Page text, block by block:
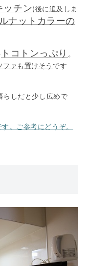
ッチン(後に追及しま
ナットカラーの
トコトンっぷり 。
ァも置けそう です
らしだと少し広めで
。ご参考にどうぞ。